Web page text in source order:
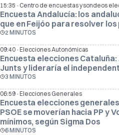
15:35 · Centro de encuestas y sondeos
Encuesta Andalucía: los
que en Feijóo para resolver
2 MINUTOS
09:40· Elecciones Autonómicas
Encuesta elecciones
Junts y lideraría el
3 MINUTOS
06:59· Elecciones Generales
Encuesta elecciones
PSOE se moverían hacia PP y
mínimos, según Sigma Dos
6 MINUTOS